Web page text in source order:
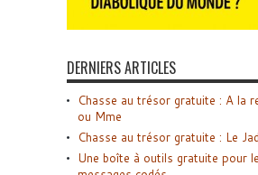
DERNIERS ARTICLES
Chasse au trésor gratuite : A la
ou Mme
Chasse au trésor gratuite : Le
Une boîte à outils gratuite pour